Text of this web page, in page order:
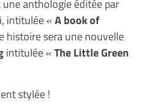
anthologie éditée par
intitulée «A book of
histoire sera une nouvelle
intitulée «The Little Green
stylée !